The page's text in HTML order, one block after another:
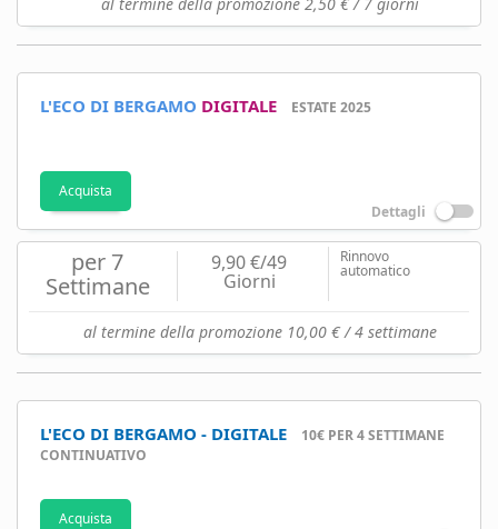
L'ECO DI BERGAMO DIGITALE ESTATE 2025
Acquista
Dettagli
per 7
Settimane
9,90 €/49
Giorni
Rinnovo
automatico
al termine della promozione 10,00 € / 4 settimane
L'ECO DI BERGAMO - DIGITALE
10€ PER 4 SETTIMANE
CONTINUATIVO
Acquista